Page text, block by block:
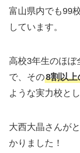
富山県内でも99
しています。
高校3年生のほぼ
で、その8割以上
ような実力校と
大西大晶さんが
かりました！